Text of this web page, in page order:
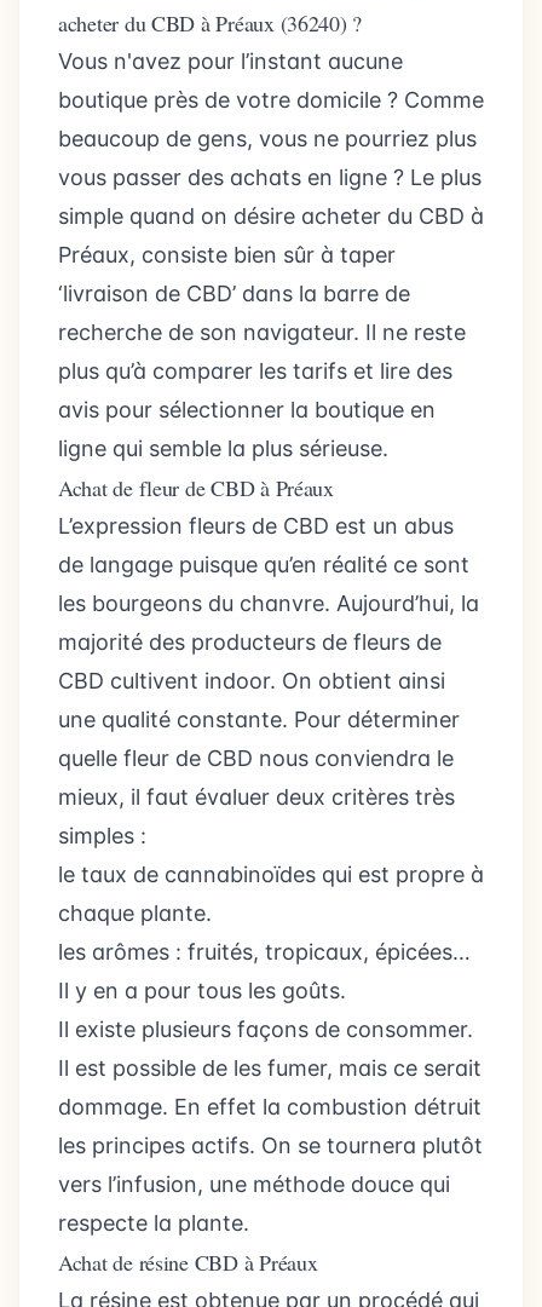
acheter du CBD à Préaux (36240) ?
Vous n'avez pour l’instant aucune
boutique près de votre domicile ? Comme
beaucoup de gens, vous ne pourriez plus
vous passer des achats en ligne ? Le plus
simple quand on désire acheter du CBD à
Préaux, consiste bien sûr à taper
‘livraison de CBD’ dans la barre de
recherche de son navigateur. Il ne reste
plus qu’à comparer les tarifs et lire des
avis pour sélectionner la boutique en
ligne qui semble la plus sérieuse.
Achat de fleur de CBD à Préaux
L’expression fleurs de CBD est un abus
de langage puisque qu’en réalité ce sont
les bourgeons du chanvre. Aujourd’hui, la
majorité des producteurs de fleurs de
CBD cultivent indoor. On obtient ainsi
une qualité constante. Pour déterminer
quelle fleur de CBD nous conviendra le
mieux, il faut évaluer deux critères très
simples :
le taux de cannabinoïdes qui est propre à
chaque plante.
les arômes : fruités, tropicaux, épicées…
Il y en a pour tous les goûts.
Il existe plusieurs façons de consommer.
Il est possible de les fumer, mais ce serait
dommage. En effet la combustion détruit
les principes actifs. On se tournera plutôt
vers l’infusion, une méthode douce qui
respecte la plante.
Achat de résine CBD à Préaux
La résine est obtenue par un procédé qui